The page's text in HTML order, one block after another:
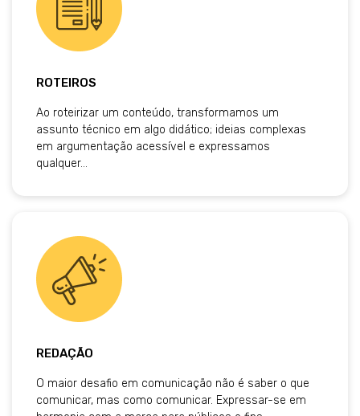
ROTEIROS
Ao roteirizar um conteúdo, transformamos um
assunto técnico em algo didático; ideias complexas
em argumentação acessível e expressamos
qualquer…
REDAÇÃO
O maior desafio em comunicação não é saber o que
comunicar, mas como comunicar. Expressar-se em